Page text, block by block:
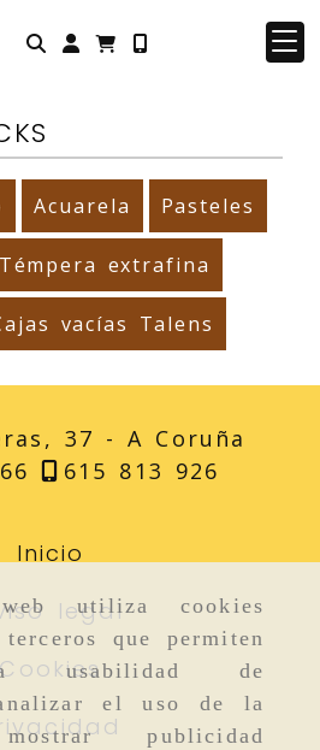
utiliza cookies
que permiten
usabilidad de
el uso de la
publicidad
Identifícate
Acuarela Pasteles
Témpera extrafina
vacías Talens
37 -A Coruña
615 813 926
Inicio
legal
Cookies